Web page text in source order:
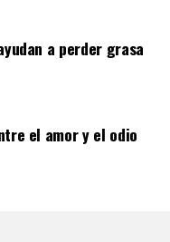
a perder grasa
el amor y el odio